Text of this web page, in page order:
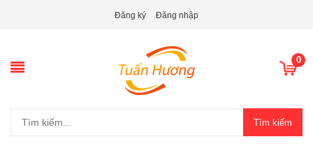
Đăng ký Đăng nhập
0
Tìm kiếm